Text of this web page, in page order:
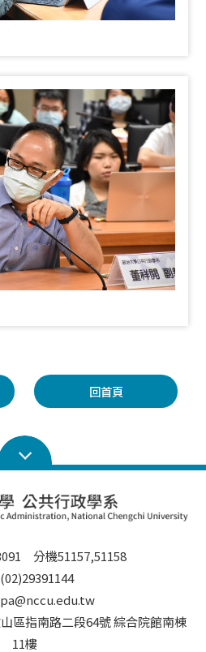
回首頁
分機51157,51158
區指南路二段64號 綜合院館南棟
11樓